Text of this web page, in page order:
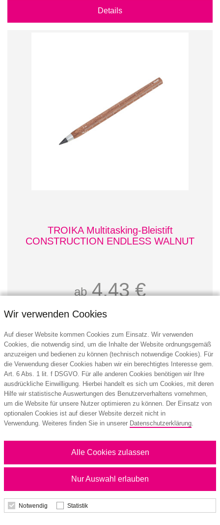
Details
TROIKA Multitasking-Bleistift
CONSTRUCTION ENDLESS WALNUT
ab 4,43 €
Details
Wir verwenden Cookies
Auf dieser Website kommen Cookies zum Einsatz. Wir verwenden
Cookies, die notwendig sind, um die Inhalte der Website ordnungsgemäß
anzuzeigen und bedienen zu können (technisch notwendige Cookies). Für
die Verwendung dieser Cookies haben wir ein berechtigtes Interesse gem.
Art. 6 Abs. 1 lit. f DSGVO. Für alle anderen Cookies benötigen wir Ihre
ausdrückliche Einwilligung. Hierbei handelt es sich um Cookies, mit deren
Hilfe wir statistische Auswertungen des Benutzerverhaltens vornehmen,
um die Website für unsere Nutzer optimieren zu können. Der Einsatz von
optionalen Cookies ist auf dieser Website derzeit nicht in
Verwendung. Weiteres finden Sie in unserer Datenschutzerklärung.
Nur Auswahl erlauben
Alle Cookies zulassen
Notwendig Statistik